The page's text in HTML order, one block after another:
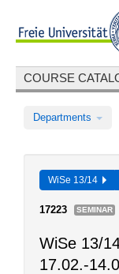
COURSE
Departments
WiSe 13/14
17223 SEMINAR
WiSe 13/
17.02.-